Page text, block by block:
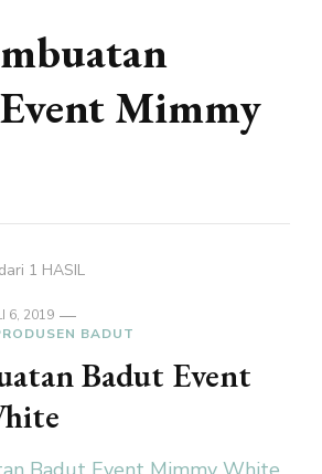
Mimmy
1 HASIL
6, 2019
BADUT
Badut Event